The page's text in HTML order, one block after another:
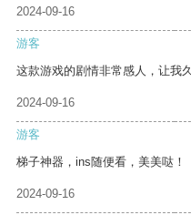
2024-09-16
游客
这款游戏的剧情非常感人，让我
2024-09-16
游客
梯子神器，ins随便看，美美哒！
2024-09-16